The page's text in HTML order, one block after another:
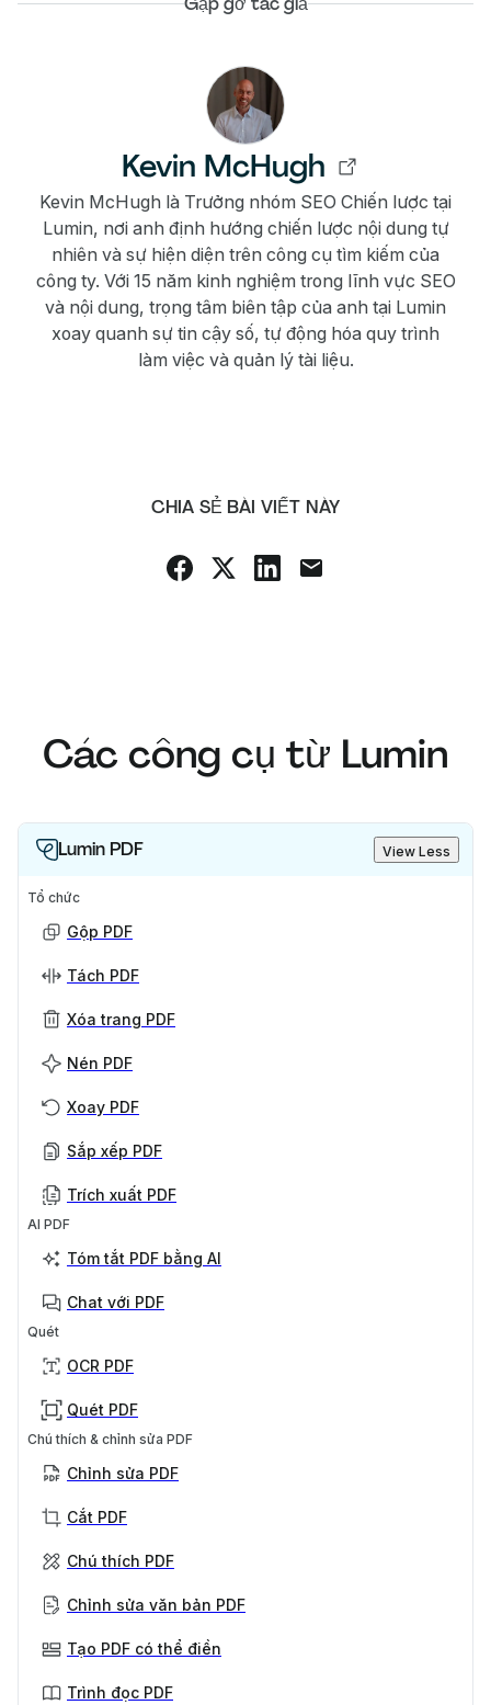
Kevin McHugh
Kevin McHugh là Trưởng nhóm SEO Chiến lược tại
Lumin, nơi anh định hướng chiến lược nội dung tự
nhiên và sự hiện diện trên công cụ tìm kiếm của
công ty. Với 15 năm kinh nghiệm trong lĩnh vực SEO
và nội dung, trọng tâm biên tập của anh tại Lumin
xoay quanh sự tin cậy số, tự động hóa quy trình
làm việc và quản lý tài liệu.
CHIA SẺ BÀI VIẾT NÀY
Các công cụ từ Lumin
Lumin PDF View Less
Tổ chức
Gộp PDF
Tách PDF
Xóa trang PDF
Nén PDF
Xoay PDF
Sắp xếp PDF
Trích xuất PDF
AI PDF
Tóm tắt PDF bằng AI
Chat với PDF
Quét
OCR PDF
Quét PDF
Chú thích & chỉnh sửa PDF
Chỉnh sửa PDF
Cắt PDF
Chú thích PDF
Chỉnh sửa văn bản PDF
Tạo PDF có thể điền
Trình đọc PDF